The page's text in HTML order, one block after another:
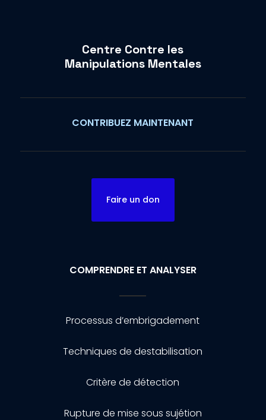
Centre Contre les
Manipulations Mentales
CONTRIBUEZ MAINTENANT
Faire un don
COMPRENDRE ET ANALYSER
Processus d’embrigadement
Techniques de destabilisation
Critère de détection
Rupture de mise sous sujétion